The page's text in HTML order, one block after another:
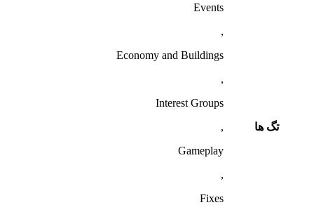
تگ ها
Events
,
Economy and Buildings
,
Interest Groups
,
Gameplay
,
Fixes